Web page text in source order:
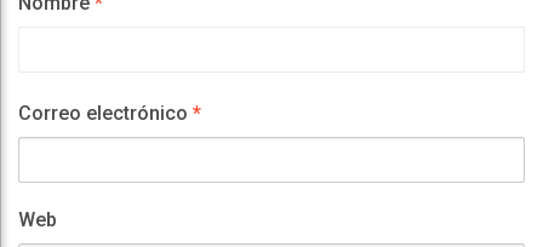
Correo electrónico *
Web